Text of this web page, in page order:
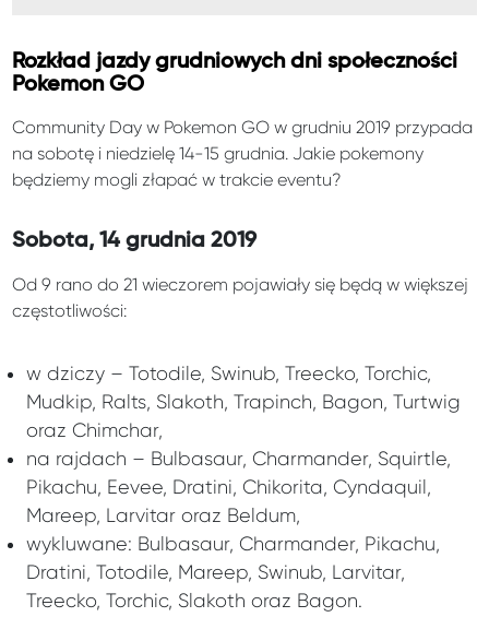
Rozkład jazdy grudniowych dni społeczności
Pokemon GO
Community Day w Pokemon GO w grudniu 2019 przypada
na sobotę i niedzielę 14-15 grudnia. Jakie pokemony
będziemy mogli złapać w trakcie eventu?
Sobota, 14 grudnia 2019
Od 9 rano do 21 wieczorem pojawiały się będą w większej
częstotliwości:
w dziczy – Totodile, Swinub, Treecko, Torchic,
Mudkip, Ralts, Slakoth, Trapinch, Bagon, Turtwig
oraz Chimchar,
na rajdach – Bulbasaur, Charmander, Squirtle,
Pikachu, Eevee, Dratini, Chikorita, Cyndaquil,
Mareep, Larvitar oraz Beldum,
wykluwane: Bulbasaur, Charmander, Pikachu,
Dratini, Totodile, Mareep, Swinub, Larvitar,
Treecko, Torchic, Slakoth oraz Bagon.